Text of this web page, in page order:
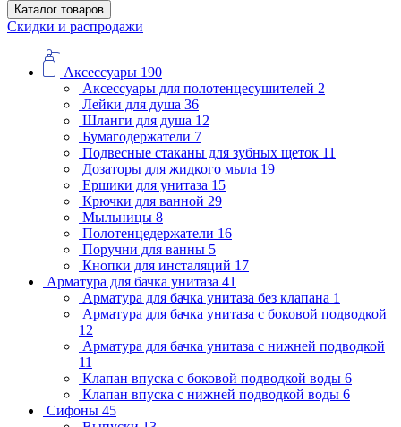
Каталог товаров
Скидки и распродажи
Аксессуары 190
Аксессуары для полотенцесушителей 2
Лейки для душа 36
Шланги для душа 12
Бумагодержатели 7
Подвесные стаканы для зубных щеток 11
Дозаторы для жидкого мыла 19
Ершики для унитаза 15
Крючки для ванной 29
Мыльницы 8
Полотенцедержатели 16
Поручни для ванны 5
Кнопки для инсталяций 17
Арматура для бачка унитаза 41
Арматура для бачка унитаза без клапана 1
Арматура для бачка унитаза с боковой подводкой
12
Арматура для бачка унитаза с нижней подводкой
11
Клапан впуска с боковой подводкой воды 6
Клапан впуска с нижней подводкой воды 6
Сифоны 45